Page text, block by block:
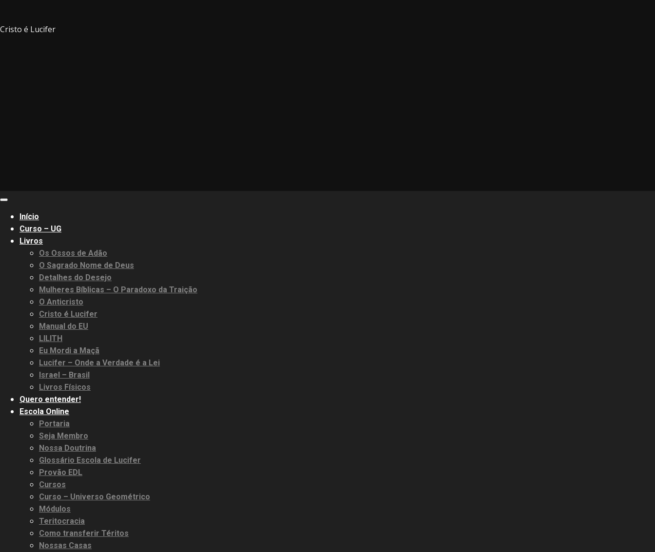
Cristo é Lucifer
Primary
MenuInício
Curso – UG
Livros
Os Ossos de Adão
O Sagrado Nome de Deus
Detalhes do Desejo
Mulheres Bíblicas – O Paradoxo da Traição
O Anticristo
Cristo é Lucifer
Manual do EU
LILITH
Eu Mordi a Maçã
Lucifer – Onde a Verdade é a Lei
Israel – Brasil
Livros Físicos
Quero entender!
Escola Online
Portaria
Seja Membro
Nossa Doutrina
Glossário Escola de Lucifer
Provão EDL
Cursos
Curso – Universo Geométrico
Módulos
Teritocracia
Como transferir Téritos
Nossas Casas